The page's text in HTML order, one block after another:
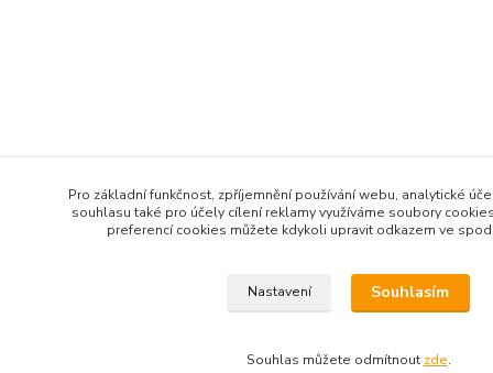
Pro základní funkčnost, zpříjemnění používání webu, analytické
souhlasu také pro účely cílení reklamy využíváme soubory
preferencí cookies můžete kdykoli upravit odkazem ve
Nastavení Souhlasím
Souhlas můžete odmítnout zde.